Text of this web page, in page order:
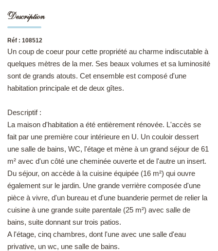
CONTACT
Description
Réf : 108512
Un coup de coeur pour cette propriété au charme indiscutable à
quelques mètres de la mer. Ses beaux volumes et sa luminosité
sont de grands atouts. Cet ensemble est composé d'une
habitation principale et de deux gîtes.
Descriptif :
La maison d'habitation a été entièrement rénovée. L'accès se
fait par une première cour intérieure en U. Un couloir dessert
une salle de bains, WC, l'étage et mène à un grand séjour de 61
m² avec d'un côté une cheminée ouverte et de l'autre un insert.
Du séjour, on accède à la cuisine équipée (16 m²) qui ouvre
également sur le jardin. Une grande verrière composée d'une
pièce à vivre, d'un bureau et d'une buanderie permet de relier la
cuisine à une grande suite parentale (25 m²) avec salle de
bains, suite donnant sur trois patios.
A l'étage, cinq chambres, dont l'une avec une salle d'eau
privative, un wc, une salle de bains.